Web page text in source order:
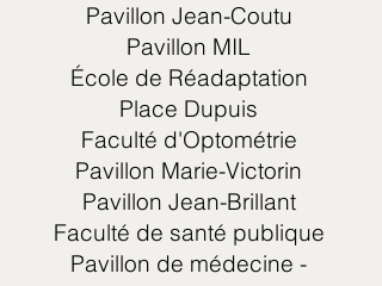
Pavillon Jean-Coutu
Pavillon MIL
École de Réadaptation
Place Dupuis
Faculté d'Optométrie
Pavillon Marie-Victorin
Pavillon Jean-Brillant
Faculté de santé publique
Pavillon de médecine -